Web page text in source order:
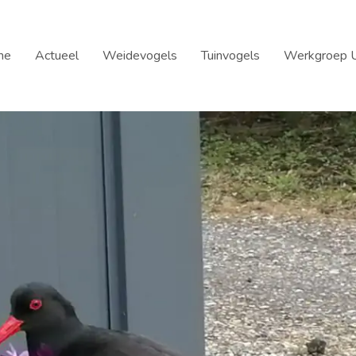
Actueel Weidevogels Tuinvogels Werkgroep